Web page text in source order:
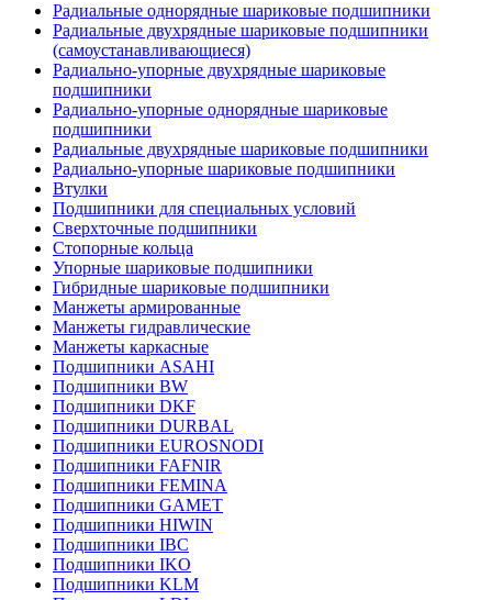
Радиальные однорядные шариковые подшипники
Радиальные двухрядные шариковые подшипники
(самоустанавливающиеся)
Радиально-упорные двухрядные шариковые
подшипники
Радиально-упорные однорядные шариковые
подшипники
Радиальные двухрядные шариковые подшипники
Радиально-упорные шариковые подшипники
Втулки
Подшипники для специальных условий
Сверхточные подшипники
Стопорные кольца
Упорные шариковые подшипники
Гибридные шариковые подшипники
Манжеты армированные
Манжеты гидравлические
Манжеты каркасные
Подшипники ASAHI
Подшипники BW
Подшипники DKF
Подшипники DURBAL
Подшипники EUROSNODI
Подшипники FAFNIR
Подшипники FEMINA
Подшипники GAMET
Подшипники HIWIN
Подшипники IBC
Подшипники IKO
Подшипники KLM